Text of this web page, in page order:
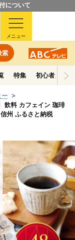
について
索
メニュー
特集 初心者ガイド
ー
飲料 カフェイン 珈琲
州 ふるさと納税